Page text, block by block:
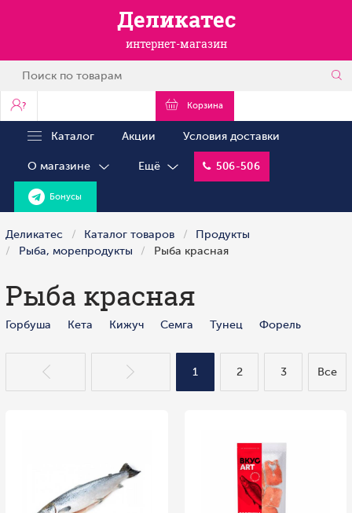
Деликатес
интернет-магазин
? Корзина
Каталог Акции Условия доставки
О магазине Ещё 506-506
Бонусы
Деликатес Каталог товаров
Продукты
Рыба, морепродукты
Рыба красная
Рыба красная
Горбуша Кета Кижуч Семга Тунец Форель
1 2 3 Все